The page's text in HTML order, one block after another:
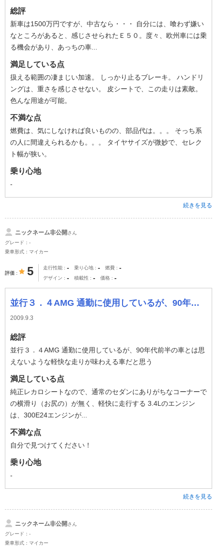
総評
新車は1500万円ですが、中古なら・・・ 自分には、喰わず嫌い
なところがあると、感じさせられたＥ５０。度々、欧州車には乗
る機会があり、あっちの車...
満足している点
扱える範囲の凄まじい加速。 しっかり止るブレーキ。 ハンドリ
ングは、重さを感じさせない。 皮シートで、この走りは素敵。
色んな用途が可能。
不満な点
燃費は、気にしなければ良いものの、部品代は。。。 そっち系
の人に間違えられるかも。。。 タイヤサイズが微妙で、セレク
ト幅が狭い。
乗り心地
-
続きを見る
ニックネーム非公開さん
グレード：-
乗車形式：マイカー
評価 5 走行性能 - 乗り心地 - 燃費 -
デザイン - 積載性 - 価格 -
並行３．４AMG 通勤に使用しているが、90年代前半の車とは思えないような軽快な走りが味わえる車だと思う
2009.9.3
総評
並行３．４AMG 通勤に使用しているが、90年代前半の車とは思
えないような軽快な走りが味わえる車だと思う
満足している点
純正レカロシートなので、通常のセダンにありがちなコーナーで
の横滑り（お尻の）が無く、軽快に走行する 3.4Lのエンジン
は、300E24エンジンが...
不満な点
自分で見つけてください！
乗り心地
-
続きを見る
ニックネーム非公開さん
グレード：-
乗車形式：マイカー